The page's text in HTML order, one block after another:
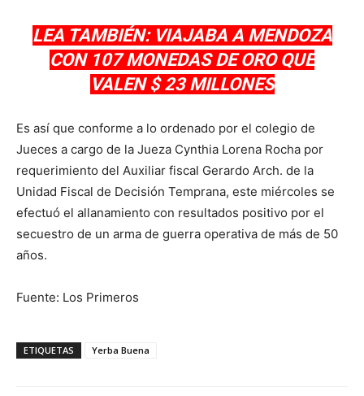
LEA TAMBIÉN: VIAJABA A MENDOZA
CON 107 MONEDAS DE ORO QUE
VALEN $ 23 MILLONES
Es así que conforme a lo ordenado por el colegio de
Jueces a cargo de la Jueza Cynthia Lorena Rocha por
requerimiento del Auxiliar fiscal Gerardo Arch. de la
Unidad Fiscal de Decisión Temprana, este miércoles se
efectuó el allanamiento con resultados positivo por el
secuestro de un arma de guerra operativa de más de 50
años.
Fuente: Los Primeros
ETIQUETAS Yerba Buena